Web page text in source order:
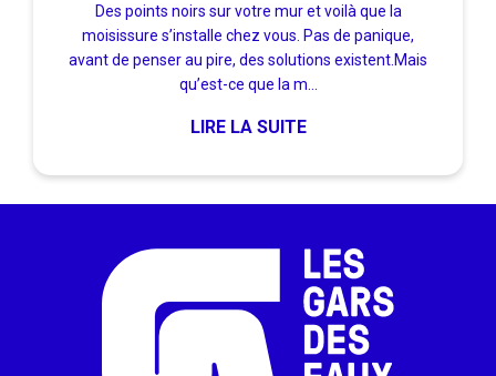
Des points noirs sur votre mur et voilà que la
moisissure s’installe chez vous. Pas de panique,
avant de penser au pire, des solutions existent.Mais
qu’est-ce que la m...
LIRE LA SUITE